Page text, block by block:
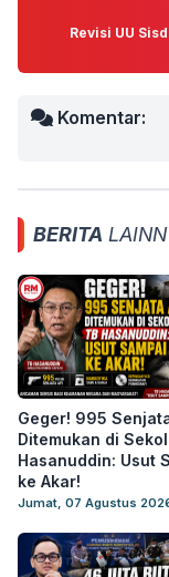
Revisi UU
Komentar:
BERITA
Geger! 995
Ditemukan di
Hasanuddin: Usut
ke Akar!
Jumat, 07 Agustus